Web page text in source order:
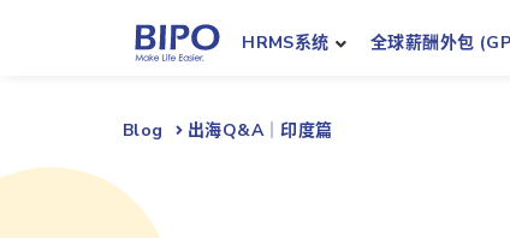
HRMS系统 全球薪酬外包
Blog 出海Q&A｜印度篇